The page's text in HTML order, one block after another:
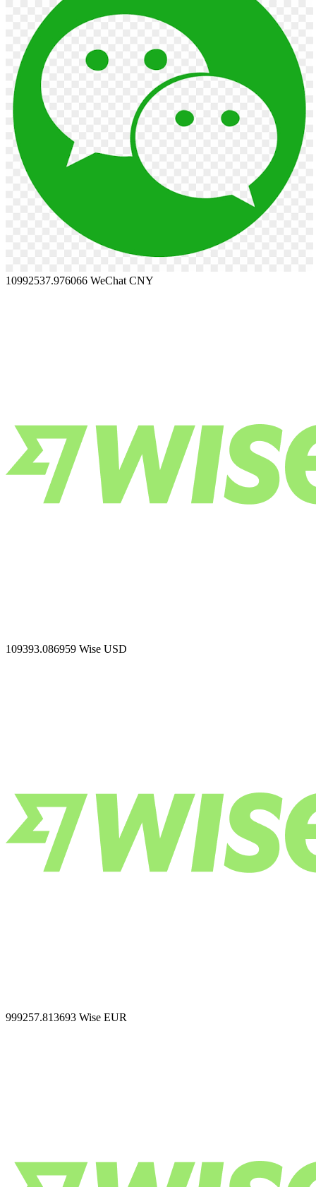
10992537.976066 WeChat CNY
109393.086959 Wise USD
999257.813693 Wise EUR